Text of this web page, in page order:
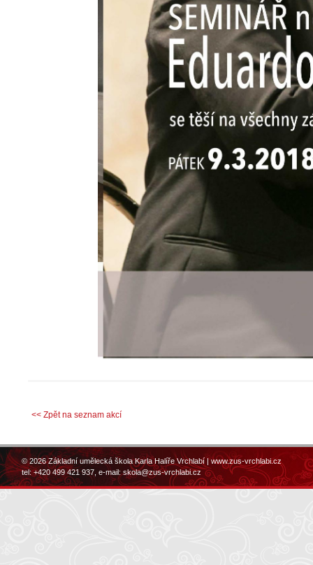
<< Zpět na seznam akcí
© 2026 Základní umělecká škola Karla Halíře Vrchlabí |www.zus-vrchlabi.cz
tel: +420 499 421 937, e-mail:skola@zus-vrchlabi.cz